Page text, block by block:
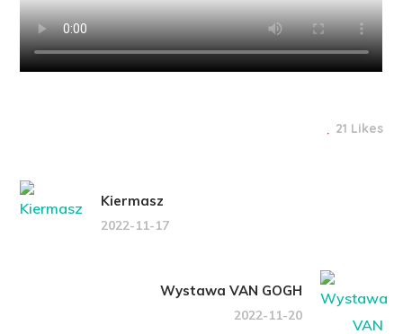
21 Likes
Kiermasz
2022-11-17
Wystawa VAN GOGH
2022-11-20